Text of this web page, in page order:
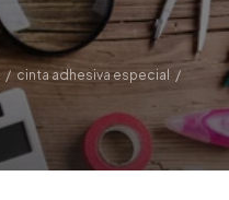
/ cinta adhesiva especial
/